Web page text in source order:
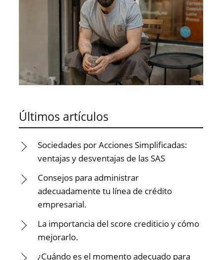
Últimos artículos
Sociedades por Acciones Simplificadas:
ventajas y desventajas de las SAS
Consejos para administrar
adecuadamente tu línea de crédito
empresarial.
La importancia del score crediticio y cómo
mejorarlo.
¿Cuándo es el momento adecuado para